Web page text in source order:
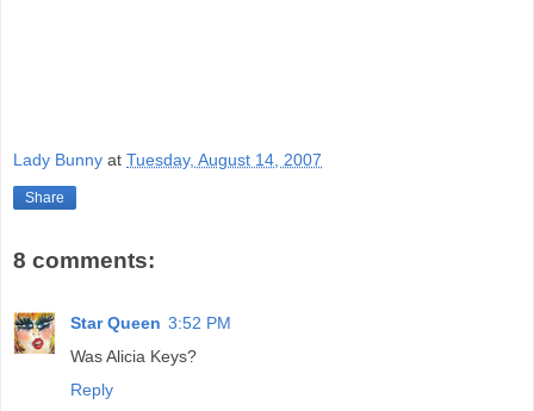
Lady Bunny at Tuesday, August 14, 2007
Share
8 comments:
Star Queen 3:52 PM
Was Alicia Keys?
Reply